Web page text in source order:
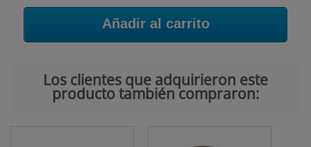
Añadir al carrito
Los clientes que adquirieron este
producto también compraron: